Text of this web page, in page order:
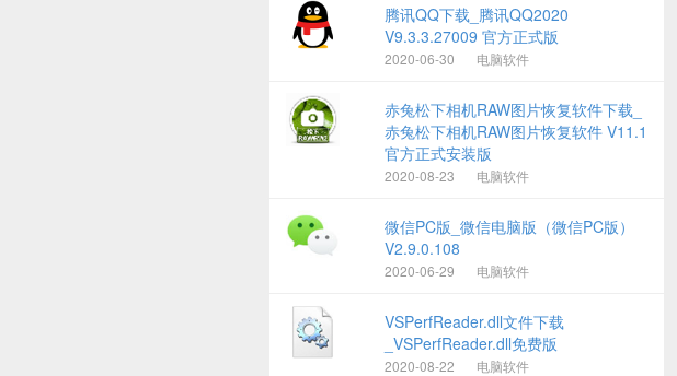
腾讯QQ下载_腾讯QQ2020
V9.3.3.27009 官方正式版
2020-06-30 电脑软件
赤兔松下相机RAW图片恢复软件下载_
赤兔松下相机RAW图片恢复软件 V11.1
官方正式安装版
2020-08-23 电脑软件
微信PC版_微信电脑版（微信PC版）
V2.9.0.108
2020-06-29 电脑软件
VSPerfReader.dll文件下载
_VSPerfReader.dll免费版
2020-08-22 电脑软件